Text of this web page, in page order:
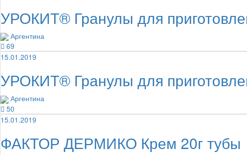
УРОКИТ® Гранулы для
Аргентина
69
15.01.2019
УРОКИТ® Гранулы для
Аргентина
50
15.01.2019
ФАКТОР ДЕРМИКО Крем 20г тубы